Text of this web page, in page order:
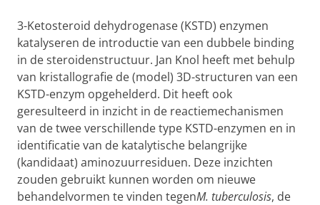
3-Ketosteroid dehydrogenase (KSTD) enzymen
katalyseren de introductie van een dubbele binding
in de steroidenstructuur. Jan Knol heeft met behulp
van kristallografie de (model) 3D-structuren van een
KSTD-enzym opgehelderd. Dit heeft ook
geresulteerd in inzicht in de reactiemechanismen
van de twee verschillende type KSTD-enzymen en in
identificatie van de katalytische belangrijke
(kandidaat) aminozuurresiduen. Deze inzichten
zouden gebruikt kunnen worden om nieuwe
behandelvormen te vinden tegenM. tuberculosis, de